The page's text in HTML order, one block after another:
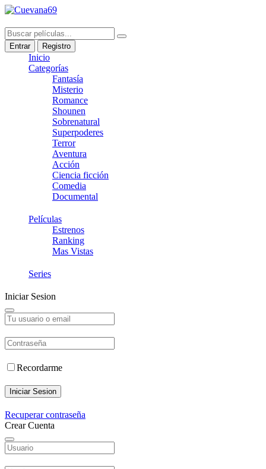
Entrar Registro
Inicio
Categorías
Fantasía
Misterio
Romance
Shounen
Sobrenatural
Superpoderes
Terror
Aventura
Acción
Ciencia ficción
Comedia
Documental
Películas
Estrenos
Ranking
Mas Vistas
Series
Iniciar Sesion
Recordarme
Iniciar Sesion
Recuperar contraseña
Crear Cuenta